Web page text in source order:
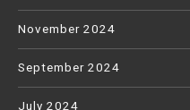
November 2024
September 2024
July 2024